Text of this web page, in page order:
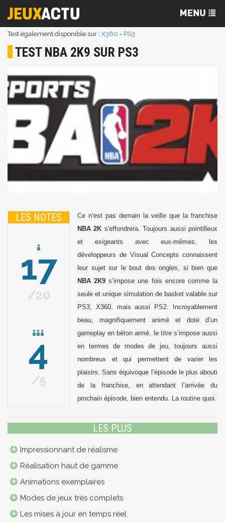
Test également disponible sur : X360 - PS3
TEST NBA 2K9 SUR PS3
LES NOTES
17
20
4
5
Ce n’est pas demain la veille que la franchise
NBA 2K s'effondrera. Toujours aussi pointilleux
et exigeants avec eux-mêmes, les
développeurs de Visual Concepts connaissent
leur sujet sur le bout des ongles, si bien que
NBA 2K9 s’impose une fois encore comme la
seule et unique simulation de basket valable sur
PS3, X360, mais aussi PS2. Incroyablement
beau, magnifiquement animé et doté d’un
gameplay en béton armé, le titre s’impose aussi
en termes de modes de jeu, toujours aussi
nombreux et qui permettent de varier les
plaisirs. Sans équivoque l’épisode le plus abouti
de la franchise, en attendant l’arrivée du
prochain épisode, bien entendu. La routine quoi.
LES PLUS
Impressionnant de réalisme
Réalisation haut de gamme
Animations exemplaires
Modes de jeux très complets
Les mises à jour en temps réel